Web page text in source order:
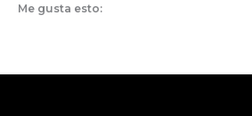
Me gusta esto: